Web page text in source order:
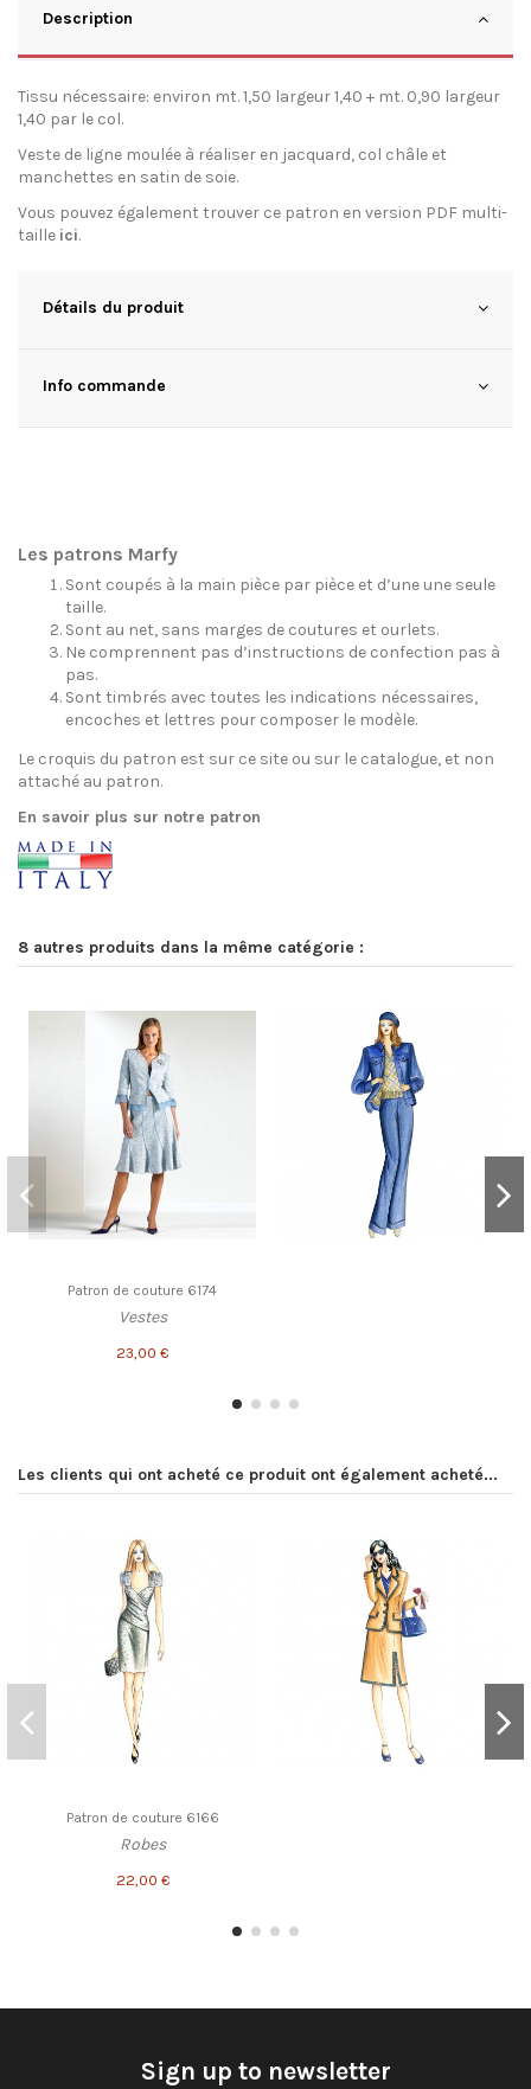
Description
Tissu nécessaire: environ mt. 1,50 largeur 1,40 + mt. 0,90 largeur
1,40 par le col.
Veste de ligne moulée à réaliser en jacquard, col châle et
manchettes en satin de soie.
Vous pouvez également trouver ce patron en version PDF multi-
taille ici.
Détails du produit
Info commande
Les patrons Marfy
Sont coupés à la main pièce par pièce et d’une une seule
taille.
Sont au net, sans marges de coutures et ourlets.
Ne comprennent pas d’instructions de confection pas à
pas.
Sont timbrés avec toutes les indications nécessaires,
encoches et lettres pour composer le modèle.
Le croquis du patron est sur ce site ou sur le catalogue, et non
attaché au patron.
En savoir plus sur notre patron
8 autres produits dans la même catégorie :
Patron de couture 6174
Vestes
23,00 €
Les clients qui ont acheté ce produit ont également acheté...
Patron de couture 6166
Robes
22,00 €
Sign up to newsletter